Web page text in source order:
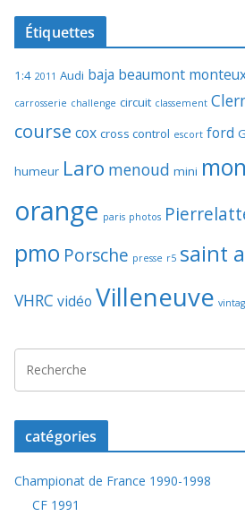
Étiquettes
1:4 2011 Audi baja beaumont
carrosserie challenge circuit classement
course cox cross control escort ford
humeur Laro menoud mini
orange paris photos
pmo Porsche presse r5 saint
VHRC vidéo Villeneuve
catégories
Championat de France 1990-1998
CF 1991